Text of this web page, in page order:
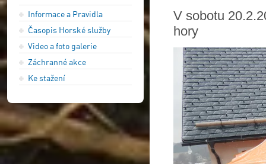
Informace a Pravidla
Časopis Horské služby
Video a foto galerie
Záchranné akce
Ke stažení
V sobotu
hory